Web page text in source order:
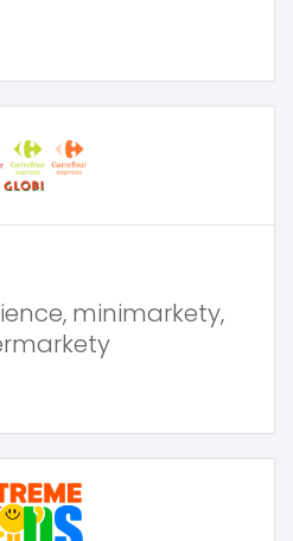
minimarkety,